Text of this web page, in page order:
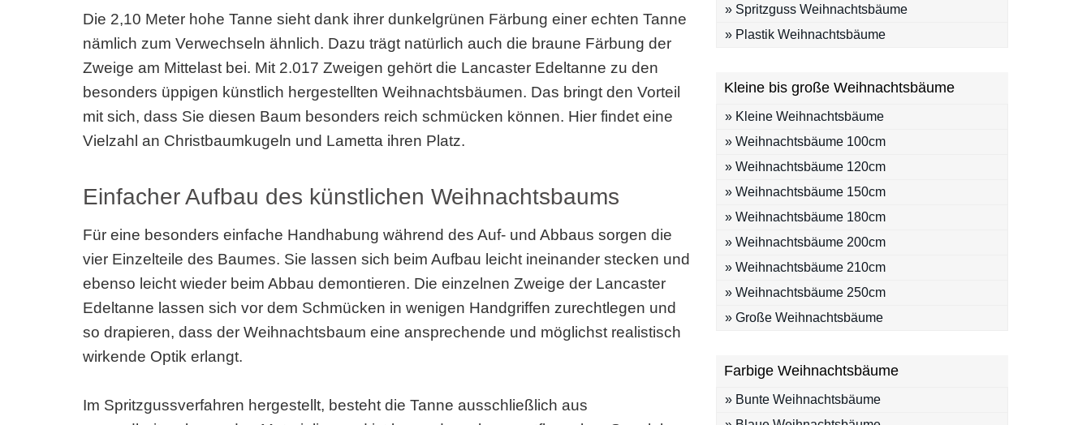
Die 2,10 Meter hohe Tanne sieht dank ihrer dunkelgrünen Färbung einer echten Tanne
nämlich zum Verwechseln ähnlich. Dazu trägt natürlich auch die braune Färbung der
Zweige am Mittelast bei. Mit 2.017 Zweigen gehört die Lancaster Edeltanne zu den
besonders üppigen künstlich hergestellten Weihnachtsbäumen. Das bringt den Vorteil
mit sich, dass Sie diesen Baum besonders reich schmücken können. Hier findet eine
Vielzahl an Christbaumkugeln und Lametta ihren Platz.
Einfacher Aufbau des künstlichen Weihnachtsbaums
Für eine besonders einfache Handhabung während des Auf- und Abbaus sorgen die
vier Einzelteile des Baumes. Sie lassen sich beim Aufbau leicht ineinander stecken und
ebenso leicht wieder beim Abbau demontieren. Die einzelnen Zweige der Lancaster
Edeltanne lassen sich vor dem Schmücken in wenigen Handgriffen zurechtlegen und
so drapieren, dass der Weihnachtsbaum eine ansprechende und möglichst realistisch
wirkende Optik erlangt.
Im Spritzgussverfahren hergestellt, besteht die Tanne ausschließlich aus
» Spritzguss Weihnachtsbäume
» Plastik Weihnachtsbäume
Kleine bis große Weihnachtsbäume
» Kleine Weihnachtsbäume
» Weihnachtsbäume 100cm
» Weihnachtsbäume 120cm
» Weihnachtsbäume 150cm
» Weihnachtsbäume 180cm
» Weihnachtsbäume 200cm
» Weihnachtsbäume 210cm
» Weihnachtsbäume 250cm
» Große Weihnachtsbäume
Farbige Weihnachtsbäume
» Bunte Weihnachtsbäume